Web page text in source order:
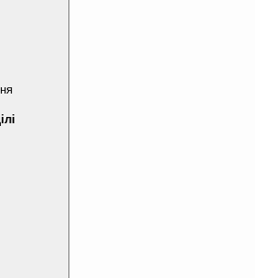
Nardo 150см бежевий
₴
Drena розсувний бежевий
Jumi MAJORKA бежевий